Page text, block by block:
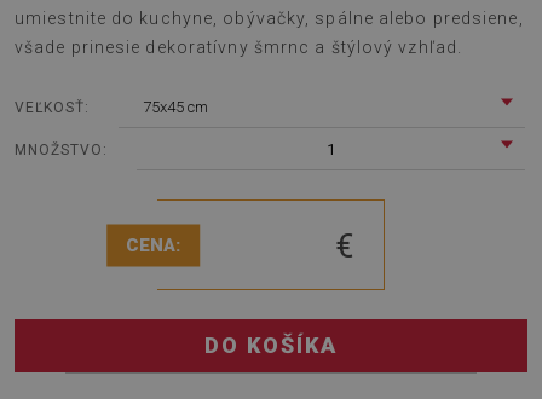
umiestnite do kuchyne, obývačky, spálne alebo predsiene,
všade prinesie dekoratívny šmrnc a štýlový vzhľad.
VEĽKOSŤ: 75x45 cm
MNOŽSTVO: 1
CENA: €
DO KOŠÍKA